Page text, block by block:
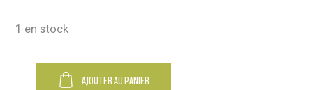
1 en stock
AJOUTER AU PANIER